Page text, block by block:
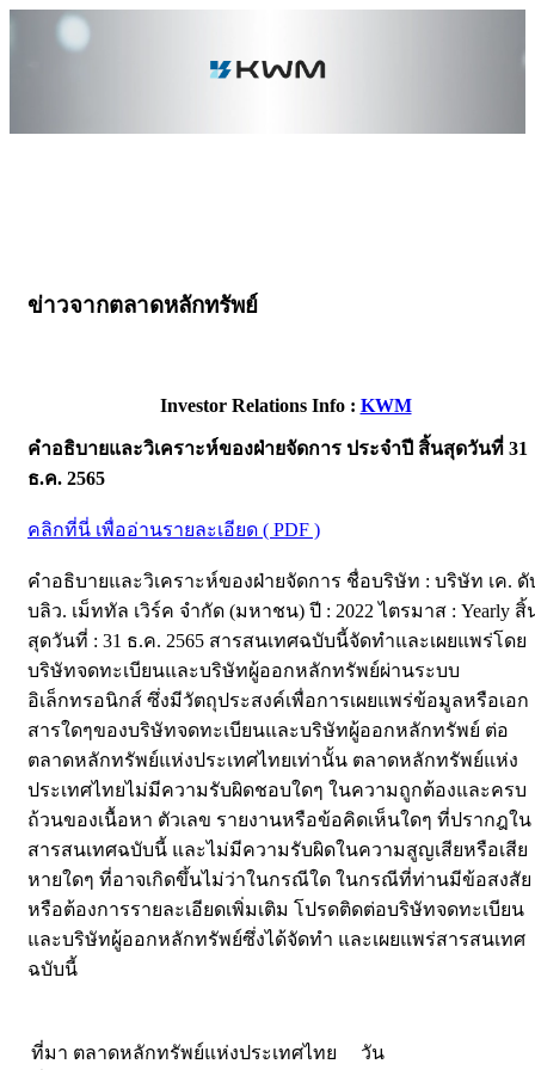
ข่าวจากตลาดหลักทรัพย์
Investor Relations Info : KWM
คำอธิบายและวิเคราะห์ของฝ่ายจัดการ ประจำปี สิ้นสุดวันที่ 31
ธ.ค. 2565
คลิกที่นี่ เพื่ออ่านรายละเอียด ( PDF )
คำอธิบายและวิเคราะห์ของฝ่ายจัดการ ชื่อบริษัท : บริษัท เค. ดั
บลิว. เม็ททัล เวิร์ค จำกัด (มหาชน) ปี : 2022 ไตรมาส : Yearly สิ้
สุดวันที่ : 31 ธ.ค. 2565 สารสนเทศฉบับนี้จัดทำและเผยแพร่โดย
บริษัทจดทะเบียนและบริษัทผู้ออกหลักทรัพย์ผ่านระบบ
อิเล็กทรอนิกส์ ซึ่งมีวัตถุประสงค์เพื่อการเผยแพร่ข้อมูลหรือเอก
สารใดๆของบริษัทจดทะเบียนและบริษัทผู้ออกหลักทรัพย์ ต่อ
ตลาดหลักทรัพย์แห่งประเทศไทยเท่านั้น ตลาดหลักทรัพย์แห่ง
ประเทศไทยไม่มีความรับผิดชอบใดๆ ในความถูกต้องและครบ
ถ้วนของเนื้อหา ตัวเลข รายงานหรือข้อคิดเห็นใดๆ ที่ปรากฎใน
สารสนเทศฉบับนี้ และไม่มีความรับผิดในความสูญเสียหรือเสีย
หายใดๆ ที่อาจเกิดขึ้นไม่ว่าในกรณีใด ในกรณีที่ท่านมีข้อสงสัย
หรือต้องการรายละเอียดเพิ่มเติม โปรดติดต่อบริษัทจดทะเบียน
และบริษัทผู้ออกหลักทรัพย์ซึ่งได้จัดทำ และเผยแพร่สารสนเทศ
ฉบับนี้
ที่มา ตลาดหลักทรัพย์แห่งประเทศไทย วัน